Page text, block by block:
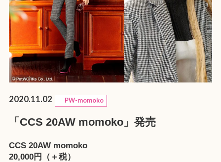
2020.11.02 PW-momoko
「CCS 20AW momoko」発売
CCS 20AW momoko
20,000円（＋税）